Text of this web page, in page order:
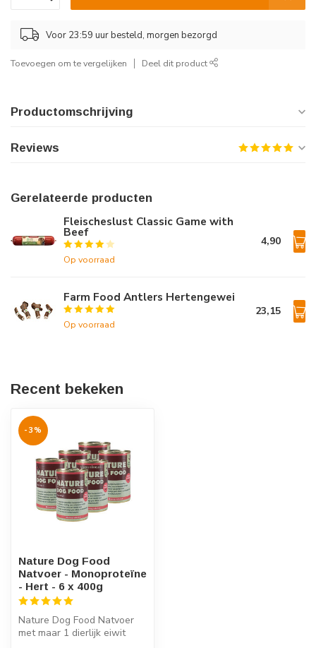
Voor 23:59 uur besteld, morgen bezorgd
Toevoegen om te vergelijken Deel dit product
Productomschrijving
Reviews
Gerelateerde producten
Fleischeslust Classic Game with
Beef
Op voorraad
4,90
Farm Food Antlers Hertengewei
Op voorraad
23,15
Recent bekeken
-3%
Nature Dog Food
Natvoer - Monoproteïne
- Hert - 6 x 400g
Nature Dog Food Natvoer
met maar 1 dierlijk eiwit